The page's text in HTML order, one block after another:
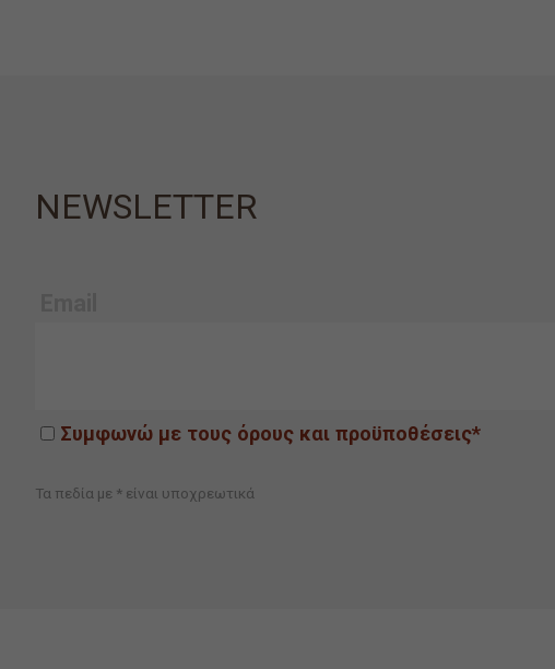
NEWSLETTER
Συμφωνώ με τους όρους και προϋποθέσεις*
Τα πεδία με * είναι υποχρεωτικά